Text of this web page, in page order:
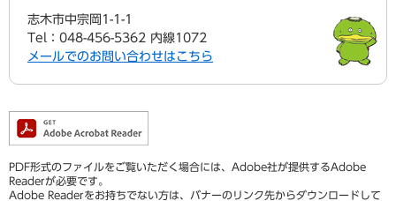
志木市中宗岡1-1-1
Tel：048-456-5362 内線1072
メールでのお問い合わせはこちら
PDF形式のファイルをご覧いただく場合には、Adobe社が提供するAdobe
Readerが必要です。
Adobe Readerをお持ちでない方は、バナーのリンク先からダウンロードして